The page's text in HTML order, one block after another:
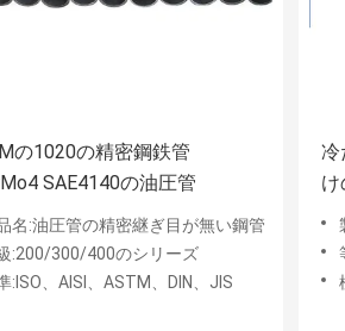
の1020の精密鋼鉄管
SAE4140の油圧管
名:油圧管の精密継ぎ目が無い鋼管
:200/300/400のシリーズ
:ISO、AISI、ASTM、DIN、JIS
冷